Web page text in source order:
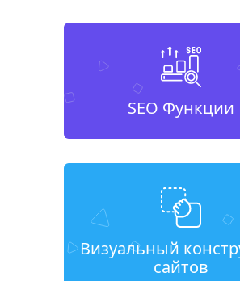
SEO Функции
Визуальный
сайтов